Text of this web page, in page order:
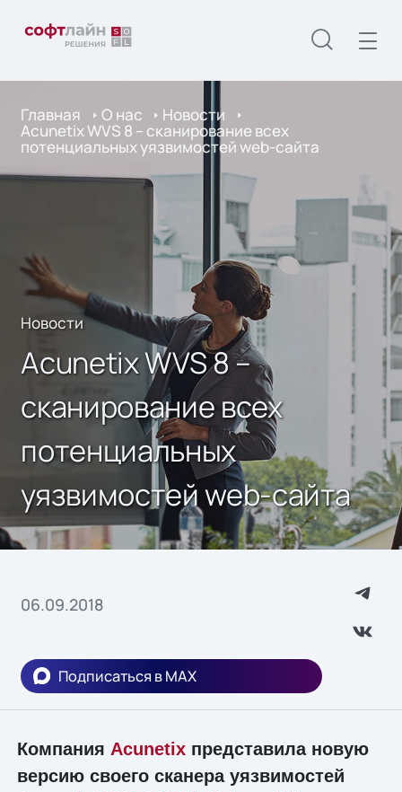
Главная О нас Новости
Acunetix WVS 8 – сканирование всех
потенциальных уязвимостей web-сайта
Новости
Acunetix WVS 8 –
сканирование всех
потенциальных
уязвимостей web-сайта
06.09.2018
Подписаться в MAX
Компания Acunetixпредставила новую
версию своего сканера уязвимостей